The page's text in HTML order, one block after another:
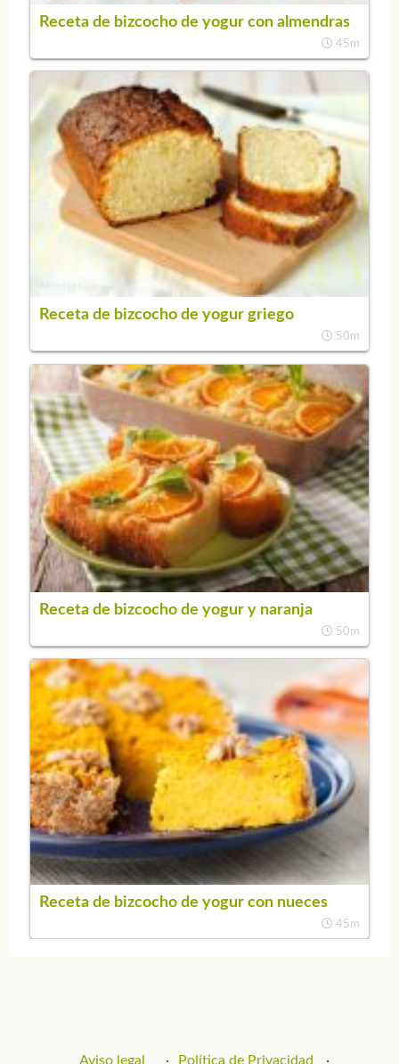
Receta de bizcocho de yogur con almendras
45m
Receta de bizcocho de yogur griego
50m
Receta de bizcocho de yogur y naranja
50m
Receta de bizcocho de yogur con nueces
45m
Aviso legal Política de Privacidad